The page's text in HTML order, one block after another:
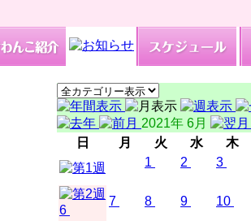
2021年 6月
日
月 火 水 木
1
2 3
6
7 8 9 10